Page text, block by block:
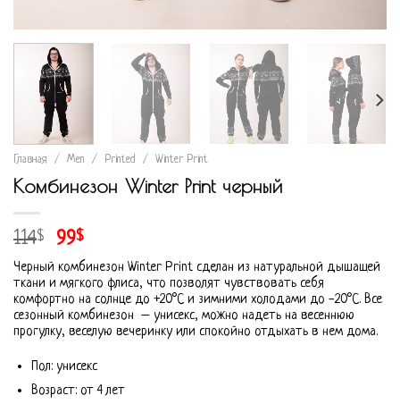
Главная / Men / Printed / Winter Print
Комбинезон Winter Print черный
114$ 99$
Черный комбинезон Winter Print сделан из натуральной дышащей
ткани и мягкого флиса, что позволят чувствовать себя
комфортно на солнце до +20°С и зимними холодами до -20°С. Все
сезонный комбинезон – унисекс, можно надеть на весеннюю
прогулку, веселую вечеринку или спокойно отдыхать в нем дома.
Пол: унисекс
Возраст: от 4 лет